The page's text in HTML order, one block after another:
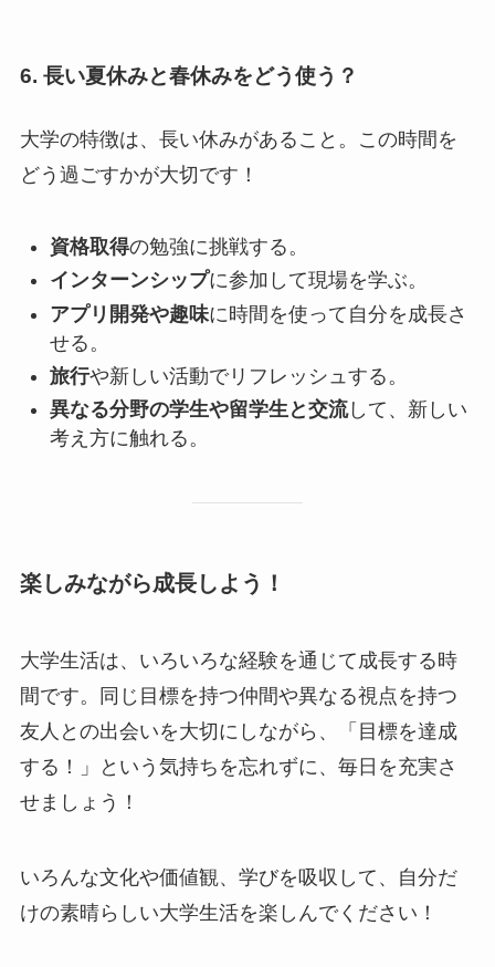
6. 長い夏休みと春休みをどう使う？
大学の特徴は、長い休みがあること。この時間を
どう過ごすかが大切です！
資格取得の勉強に挑戦する。
インターンシップに参加して現場を学ぶ。
アプリ開発や趣味に時間を使って自分を成長さ
せる。
旅行や新しい活動でリフレッシュする。
異なる分野の学生や留学生と交流して、新しい
考え方に触れる。
楽しみながら成長しよう！
大学生活は、いろいろな経験を通じて成長する時
間です。同じ目標を持つ仲間や異なる視点を持つ
友人との出会いを大切にしながら、「目標を達成
する！」という気持ちを忘れずに、毎日を充実さ
せましょう！
いろんな文化や価値観、学びを吸収して、自分だ
けの素晴らしい大学生活を楽しんでください！